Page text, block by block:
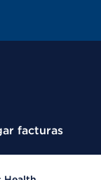
facturas